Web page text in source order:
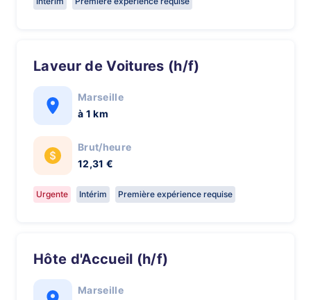
Laveur de Voitures (h/f)
Marseille
à 1 km
Brut/heure
12,31 €
Urgente Intérim Première expérience requise
Hôte d'Accueil (h/f)
Marseille